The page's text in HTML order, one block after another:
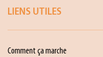
LIENS UTILES
Comment ça marche